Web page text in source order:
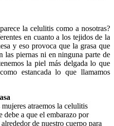
la celulitis como a nosotras?
en cuanto a los tejidos de la
y eso provoca que la grasa que
las piernas ni en ninguna parte de
la piel más delgada lo que
estancada lo que llamamos
atraemos la celulitis
debe a que el embarazo por
de nuestro cuerpo para